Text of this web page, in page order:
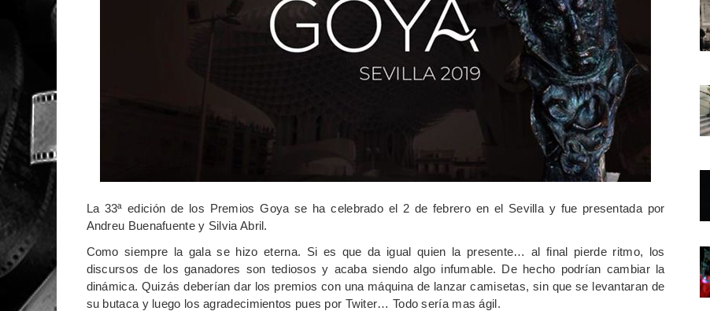
La 33ª edición de los Premios Goya se ha celebrado el 2 de febrero en el Sevilla y fue presentada por
Andreu Buenafuente y Silvia Abril.
Como siempre la gala se hizo eterna. Si es que da igual quien la presente… al final pierde ritmo, los
discursos de los ganadores son tediosos y acaba siendo algo infumable. De hecho podrían cambiar la
dinámica. Quizás deberían dar los premios con una máquina de lanzar camisetas, sin que se levantaran de
su butaca y luego los agradecimientos pues por Twiter… Todo sería mas ágil.